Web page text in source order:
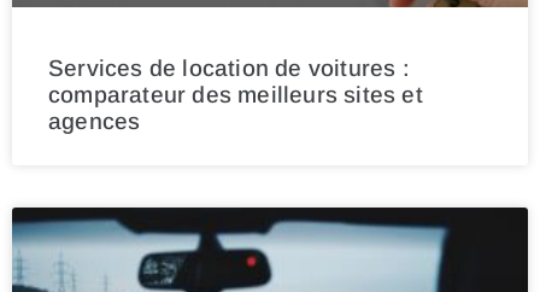
Services de location de voitures :
comparateur des meilleurs sites et
agences